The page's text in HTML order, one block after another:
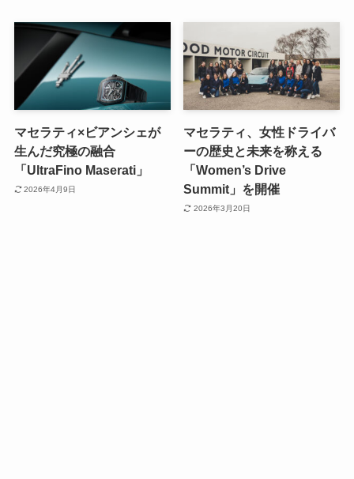
マセラティ×ビアンシェが
生んだ究極の融合
「UltraFino Maserati」
2026年4月9日
マセラティ、女性ドライバ
ーの歴史と未来を称える
「Women’s Drive
Summit」を開催
2026年3月20日